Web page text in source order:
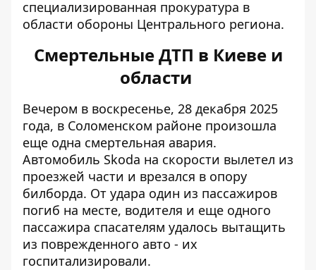
специализированная прокуратура в
области обороны Центрального региона.
Смертельные ДТП в Киеве и
области
Вечером в воскресенье, 28 декабря 2025
года, в Соломенском районе произошла
еще одна смертельная авария.
Автомобиль Skoda на скорости вылетел из
проезжей части и врезался в опору
билборда. От удара один из пассажиров
погиб на месте, водителя и еще одного
пассажира спасателям удалось вытащить
из поврежденного авто - их
госпитализировали.